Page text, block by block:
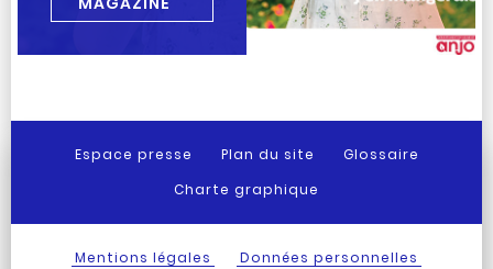
Espace presse Plan du site
Glossaire
Charte graphique
Mentions légales
Données personnelles